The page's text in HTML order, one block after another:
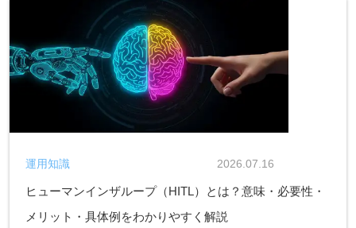
ヒューマンインザループ（HITL）とは？意味・必要性・
メリット・具体例をわかりやすく解説
2026.07.16
運用知識